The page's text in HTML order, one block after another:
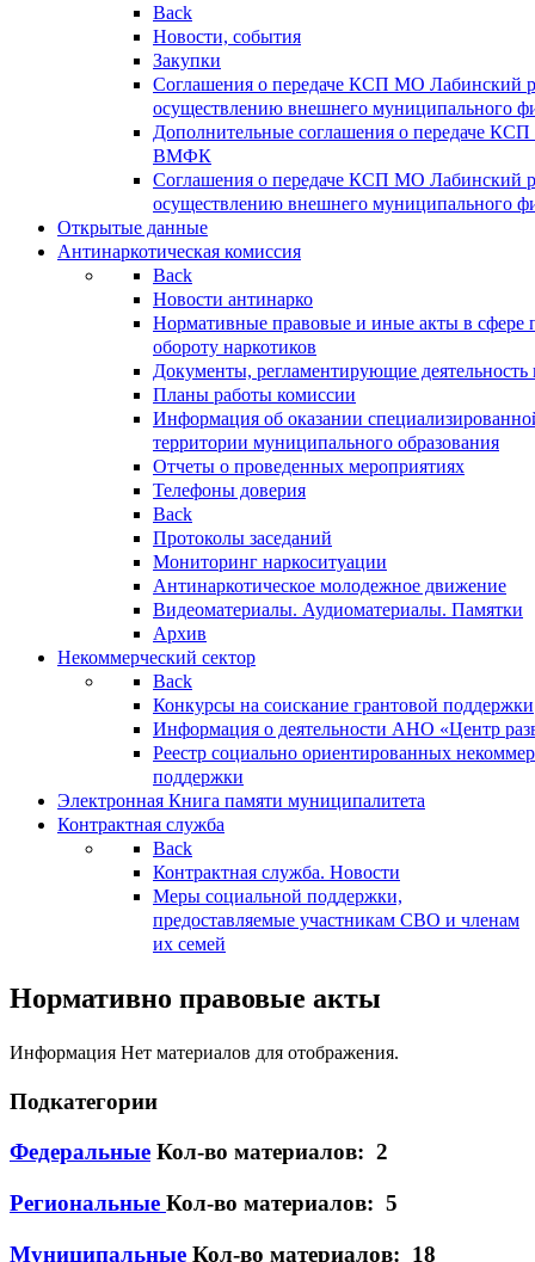
Back
Новости, события
Закупки
Соглашения о передаче КСП МО Лабинский
осуществлению внешнего муниципального
Дополнительные соглашения о передаче
ВМФК
Соглашения о передаче КСП МО Лабинский
осуществлению внешнего муниципального
Открытые данные
Антинаркотическая комиссия
Back
Новости антинарко
Нормативные правовые и иные акты в сфере
обороту наркотиков
Документы, регламентирующие деятельность
Планы работы комиссии
Информация об оказании
территории муниципального образования
Отчеты о проведенных мероприятиях
Телефоны доверия
Back
Протоколы заседаний
Мониторинг наркоситуации
Антинаркотическое молодежное движение
Видеоматериалы. Аудиоматериалы. Памятки
Архив
Некоммерческий сектор
Back
Конкурсы на соискание грантовой поддержки
Информация о деятельности АНО «Центр
Реестр социально ориентированных
поддержки
Электронная Книга памяти муниципалитета
Контрактная служба
Back
Контрактная служба. Новости
Меры социальной поддержки,
предоставляемые участникам СВО и членам
их семей
Нормативно правовые акты
Информация Нет материалов для отображения.
Подкатегории
Федеральные Кол-во материалов: 2
Региональные Кол-во материалов: 5
Муниципальные Кол-во материалов: 18